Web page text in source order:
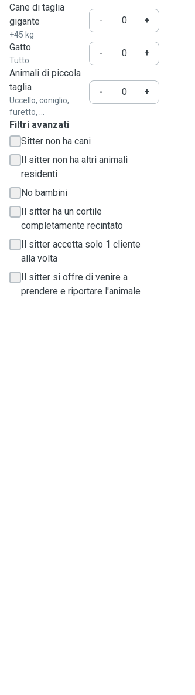
Cane di taglia
gigante
+45 kg
- +
Gatto
Tutto
-
+
Animali di piccola
taglia
Uccello, coniglio,
furetto, ...
- +
Filtri avanzati
Sitter non ha cani
Il sitter non ha altri animali
residenti
No bambini
Il sitter ha un cortile
completamente recintato
Il sitter accetta solo 1 cliente
alla volta
Il sitter si offre di venire a
prendere e riportare l'animale